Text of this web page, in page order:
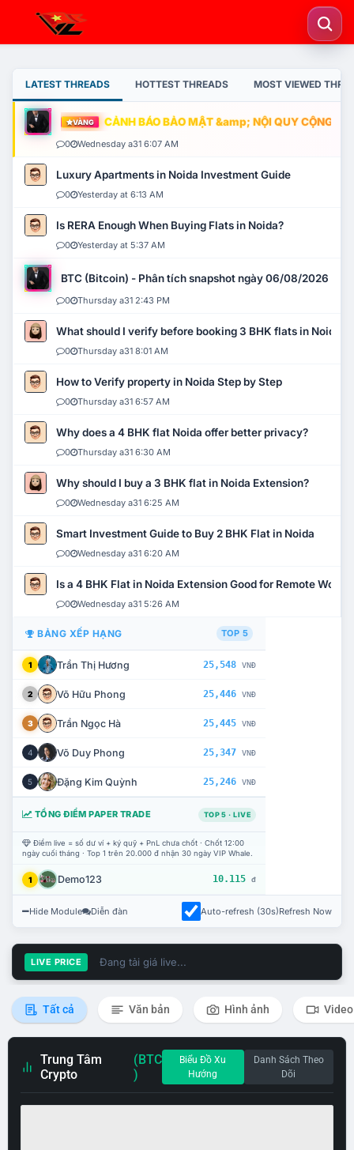
LATEST THREADS HOTTEST THREADS MOST VIEWED
VÀNG CẢNH BÁO BẢO MẬT &amp; NỘI QUY CỘNG
0 Wednesday a31 6:07 AM
Luxury Apartments in Noida Investment Guide
0 Yesterday at 6:13 AM
Is RERA Enough When Buying Flats in Noida?
0 Yesterday at 5:37 AM
BTC (Bitcoin) - Phân tích snapshot ngày 06/08/2026
0 Thursday a31 2:43 PM
What should I verify before booking 3 BHK flats in Noida?
0 Thursday a31 8:01 AM
How to Verify property in Noida Step by Step
0 Thursday a31 6:57 AM
Why does a 4 BHK flat Noida offer better privacy?
0 Thursday a31 6:30 AM
Why should I buy a 3 BHK flat in Noida Extension?
0 Wednesday a31 6:25 AM
Smart Investment Guide to Buy 2 BHK Flat in Noida
0 Wednesday a31 6:20 AM
Is a 4 BHK Flat in Noida Extension Good for Remote Work?
0 Wednesday a31 5:26 AM
BẢNG XẾP HẠNG TOP 5
1 Trần Thị Hương 25,548 VNĐ
2 Võ Hữu Phong 25,446 VNĐ
3 Trần Ngọc Hà 25,445 VNĐ
4 Võ Duy Phong 25,347 VNĐ
5 Đặng Kim Quỳnh 25,246 VNĐ
TỔNG ĐIỂM PAPER TRADE TOP 5 · LIVE
Điểm live = số dư ví + ký quỹ + PnL chưa chốt · Chốt 12:00
ngày cuối tháng · Top 1 trên 20.000 đ nhận 30 ngày VIP Whale.
1 Demo123 10.115 đ
Hide Module Diễn đàn Auto-refresh (30s)Refresh Now
LIVE PRICE Đang tải giá live...
Tất cả Văn bản Hình ảnh Video
Trung Tâm
Crypto
(BTC
)
Biểu Đồ Xu
Hướng
Danh Sách Theo
Dõi